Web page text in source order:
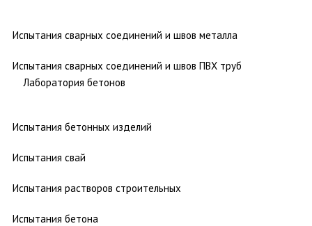
Испытания сварных соединений и швов металла
Испытания сварных соединений и швов ПВХ труб
Лаборатория бетонов
Испытания бетонных изделий
Испытания свай
Испытания растворов строительных
Испытания бетона